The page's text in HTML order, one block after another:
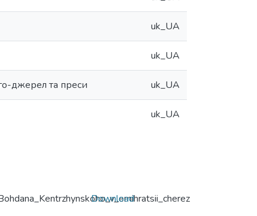
uk_UA
uk_UA
джерел та преси uk_UA
uk_UA
Download